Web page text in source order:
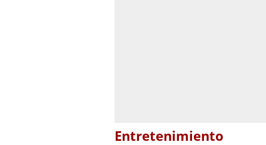
Entretenimiento